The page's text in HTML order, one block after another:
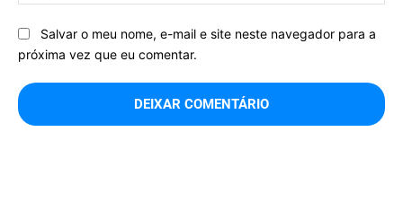
Salvar o meu nome, e-mail e site neste navegador para a
próxima vez que eu comentar.